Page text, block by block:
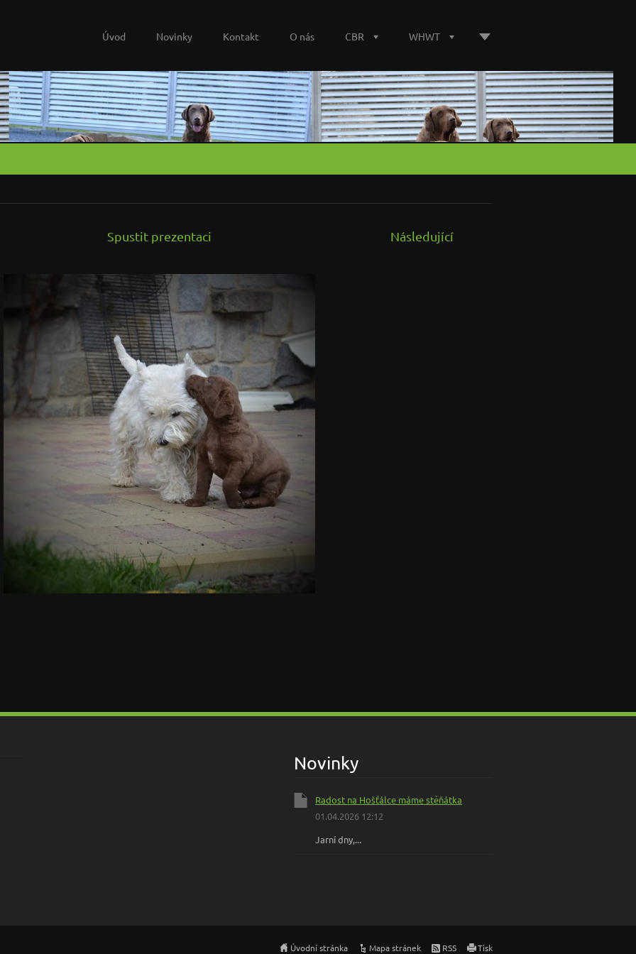
Úvod Novinky Kontakt O nás CBR WHWT
Spustit prezentaci Následující
Novinky
Radost na Hošťálce máme stěňátka
01.04.2026 12:12
Jarní dny,...
Úvodní stránka Mapa stránek RSS Tisk